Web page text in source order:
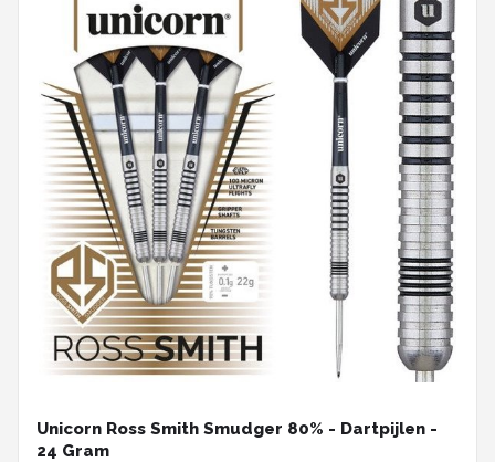
Unicorn Ross Smith Smudger 80% - Dartpijlen -
24 Gram